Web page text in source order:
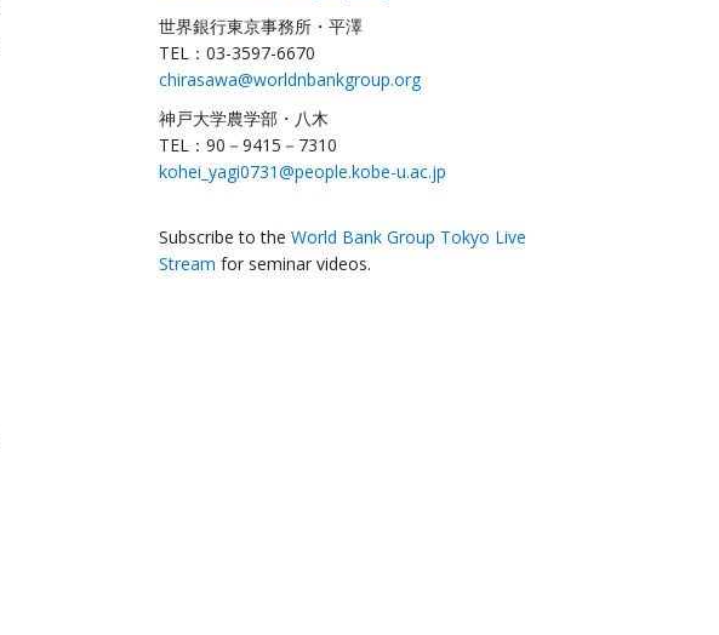
世界銀行東京事務所・平澤
TEL：03-3597-6670
chirasawa@worldnbankgroup.org
神戸大学農学部・八木
TEL：90－9415－7310
kohei_yagi0731@people.kobe-u.ac.jp
Subscribe to the World Bank Group Tokyo Live
Stream for seminar videos.